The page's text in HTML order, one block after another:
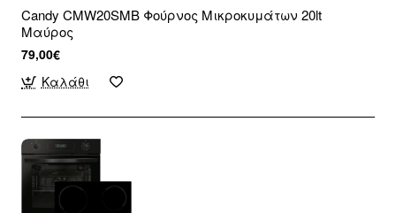
Candy CMW20SMB Φούρνος Μικροκυμάτων 20lt
Μαύρος
79,00€
Καλάθι